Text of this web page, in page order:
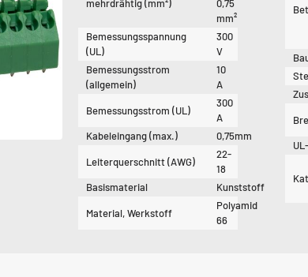
mehrdrähtig (mm²)
0,75
mm²
Bemessungsspannung
(UL)
300
V
Bemessungsstrom
(allgemein)
10
A
Bemessungsstrom (UL)
300
A
Kabeleingang (max.)
0,75mm
Leiterquerschnitt (AWG)
22-
18
Basismaterial
Kunststoff
Material, Werkstoff
Polyamid
66